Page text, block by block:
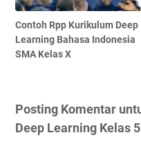
Contoh Rpp Kurikulum Deep
Learning Bahasa Indonesia
SMA Kelas X
Posting Komentar
Deep Learning Kelas